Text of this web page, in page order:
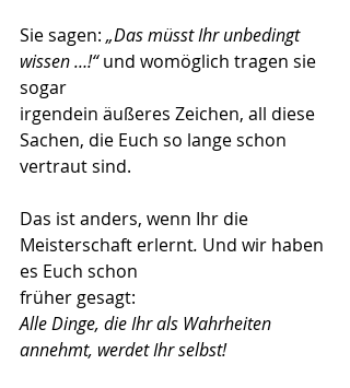
Sie sagen: „Das müsst Ihr unbedingt
wissen …!“ und womöglich tragen sie
sogar
irgendein äußeres Zeichen, all diese
Sachen, die Euch so lange schon
vertraut sind.
Das ist anders, wenn Ihr die
Meisterschaft erlernt. Und wir haben
es Euch schon
früher gesagt:
Alle Dinge, die Ihr als Wahrheiten
annehmt, werdet Ihr selbst!